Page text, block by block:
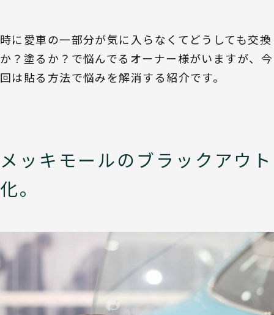
時に愛車の一部分が気に入らなくてどうしても交換
か？塗るか？で悩んでるオーナー様がいますが、今
回は貼る方法で悩みを解消する紹介です。
メッキモールのブラックアウト
化。